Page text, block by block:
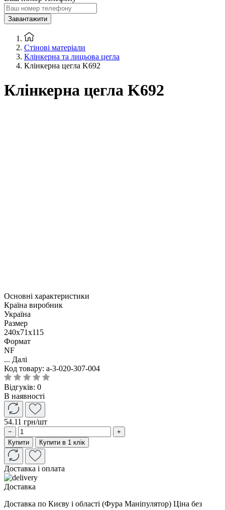
Завантажити
Стінові матеріали
Клінкерна та лицьова цегла
Клінкерна цегла K692
Клінкерна цегла K692
Основні характеристики
Країна виробник
Україна
Размер
240x71x115
Формат
NF
... Далі
Код товару: a-3-020-307-004
Відгуків: 0
В наявності
54.11 грн/шт
−
+
Купити
Купити в 1 клік
Доставка і оплата
Доставка
Доставка по Києву і області (Фура Маніпулятор) Ціна без